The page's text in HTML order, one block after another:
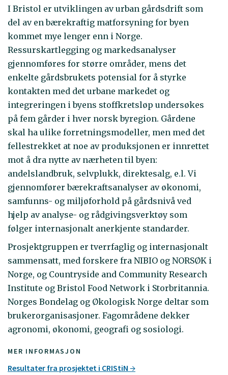
MER INFORMASJON
Resultater fra prosjektet i CRIStiN
I Bristol er utviklingen av urban gårdsdrift som
del av en bærekraftig matforsyning for byen
kommet mye lenger enn i Norge.
Ressurskartlegging og markedsanalyser
gjennomføres for større områder, mens det
enkelte gårdsbrukets potensial for å styrke
kontakten med det urbane markedet og
integreringen i byens stoffkretsløp undersøkes
på fem gårder i hver norsk byregion. Gårdene
skal ha ulike forretningsmodeller, men med det
fellestrekket at noe av produksjonen er innrettet
mot å dra nytte av nærheten til byen:
andelslandbruk, selvplukk, direktesalg, e.l. Vi
gjennomfører bærekraftsanalyser av økonomi,
samfunns- og miljøforhold på gårdsnivå ved
hjelp av analyse- og rådgivingsverktøy som
følger internasjonalt anerkjente standarder.
Prosjektgruppen er tverrfaglig og internasjonalt
sammensatt, med forskere fra NIBIO og NORSØK i
Norge, og Countryside and Community Research
Institute og Bristol Food Network i Storbritannia.
Norges Bondelag og Økologisk Norge deltar som
brukerorganisasjoner. Fagområdene dekker
agronomi, økonomi, geografi og sosiologi.